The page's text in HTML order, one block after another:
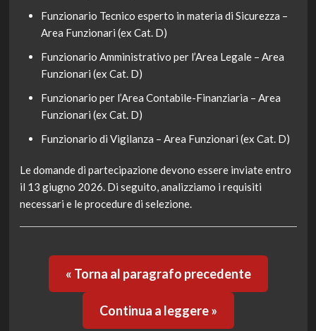
Funzionario Tecnico esperto in materia di Sicurezza –
Area Funzionari (ex Cat. D)
Funzionario Amministrativo per l’Area Legale – Area
Funzionari (ex Cat. D)
Funzionario per l’Area Contabile-Finanziaria – Area
Funzionari (ex Cat. D)
Funzionario di Vigilanza – Area Funzionari (ex Cat. D)
Le domande di partecipazione devono essere inviate entro
il 13 giugno 2026. Di seguito, analizziamo i requisiti
necessari e le procedure di selezione.
« Torna al paragrafo precedente
Continua a leggere »